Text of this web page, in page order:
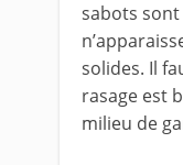
sabots
solides. Il
rasage est
milieu de